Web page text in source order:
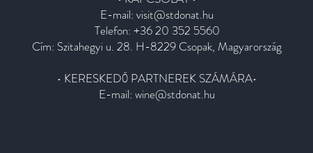
E-mail: visit@stdonat.hu
Telefon: +36 20 352 5560
Cím: Szitahegyi u. 28. H-8229 Csopak, Magyarország
• KERESKEDŐ PARTNEREK SZÁMÁRA•
E-mail: wine@stdonat.hu